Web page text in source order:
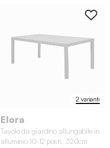
2 varianti
Elora
Tavolo da giardino allungabile in
alluminio 10-12 posti, 320cm